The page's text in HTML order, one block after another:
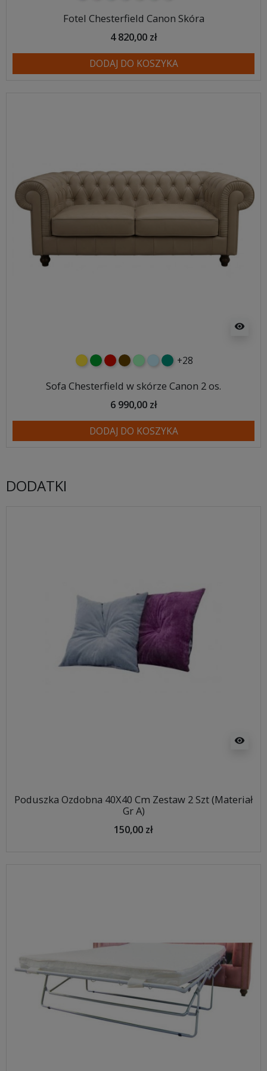
Fotel Chesterfield Canon Skóra
4 820,00 zł
DODAJ DO KOSZYKA
visibility
żółtyzielonyczerwony
czekoladowy
miętowybłękitny
turkusowy
+28
Sofa Chesterfield w skórze Canon 2 os.
6 990,00 zł
DODAJ DO KOSZYKA
DODATKI
visibility
Poduszka Ozdobna 40X40 Cm Zestaw 2 Szt (Materiał
Gr A)
150,00 zł